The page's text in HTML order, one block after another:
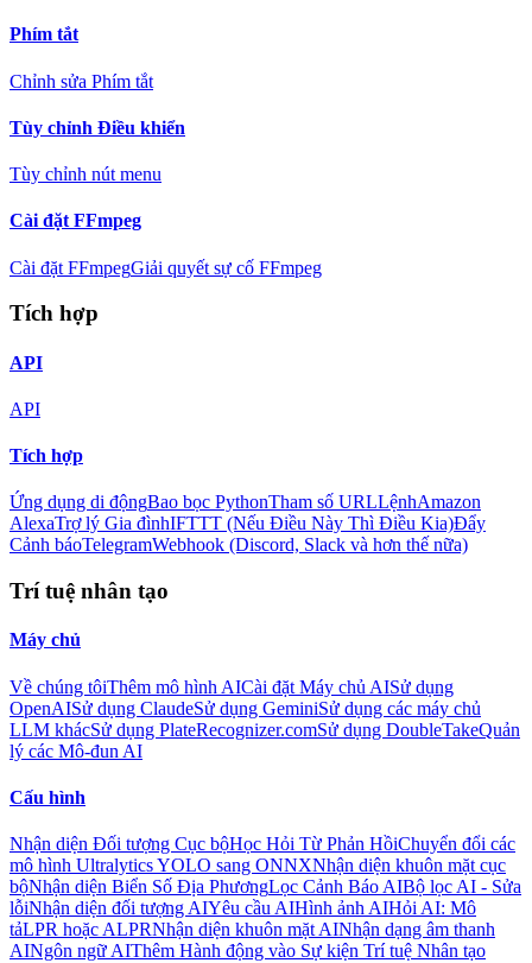
Phím tắt
Chỉnh sửa Phím tắt
Tùy chỉnh Điều khiển
Tùy chỉnh nút menu
Cài đặt FFmpeg
Cài đặt FFmpegGiải quyết sự cố FFmpeg
Tích hợp
API
API
Tích hợp
Ứng dụng di độngBao bọc PythonTham số URLLệnhAmazon
AlexaTrợ lý Gia đìnhIFTTT (Nếu Điều Này Thì Điều Kia)Đẩy
Cảnh báoTelegramWebhook (Discord, Slack và hơn thế nữa)
Trí tuệ nhân tạo
Máy chủ
Về chúng tôiThêm mô hình AICài đặt Máy chủ AISử dụng
OpenAISử dụng ClaudeSử dụng GeminiSử dụng các máy chủ
LLM khácSử dụng PlateRecognizer.comSử dụng DoubleTakeQuản
lý các Mô-đun AI
Cấu hình
Nhận diện Đối tượng Cục bộHọc Hỏi Từ Phản HồiChuyển đổi các
mô hình Ultralytics YOLO sang ONNXNhận diện khuôn mặt cục
bộNhận diện Biển Số Địa PhươngLọc Cảnh Báo AIBộ lọc AI - Sửa
lỗiNhận diện đối tượng AIYêu cầu AIHình ảnh AIHỏi AI: Mô
tảLPR hoặc ALPRNhận diện khuôn mặt AINhận dạng âm thanh
AINgôn ngữ AIThêm Hành động vào Sự kiện Trí tuệ Nhân tạo